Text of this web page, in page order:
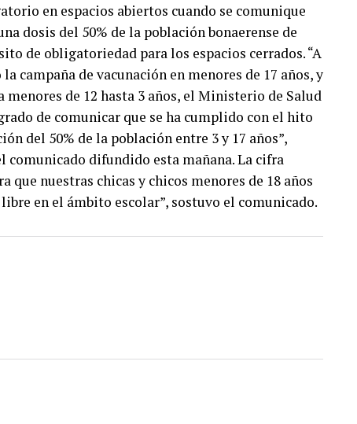
en espacios abiertos cuando se comunique
dosis del 50% de la población bonaerense de
de obligatoriedad para los espacios cerrados. “A
campaña de vacunación en menores de 17 años, y
menores de 12 hasta 3 años, el Ministerio de Salud
de comunicar que se ha cumplido con el hito
del 50% de la población entre 3 y 17 años”,
comunicado difundido esta mañana. La cifra
que nuestras chicas y chicos menores de 18 años
en el ámbito escolar”, sostuvo el comunicado.